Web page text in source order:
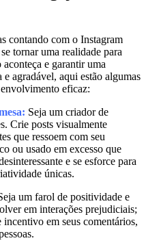
contando com o Instagram
tornar uma realidade para
e garantir uma
agradável, aqui estão algumas
eficaz:
Seja um criador de
Crie posts visualmente
que ressoem com seu
ou usado em excesso que
e se esforce para
únicas.
um farol de positividade e
em interações prejudiciais;
em seus comentários,